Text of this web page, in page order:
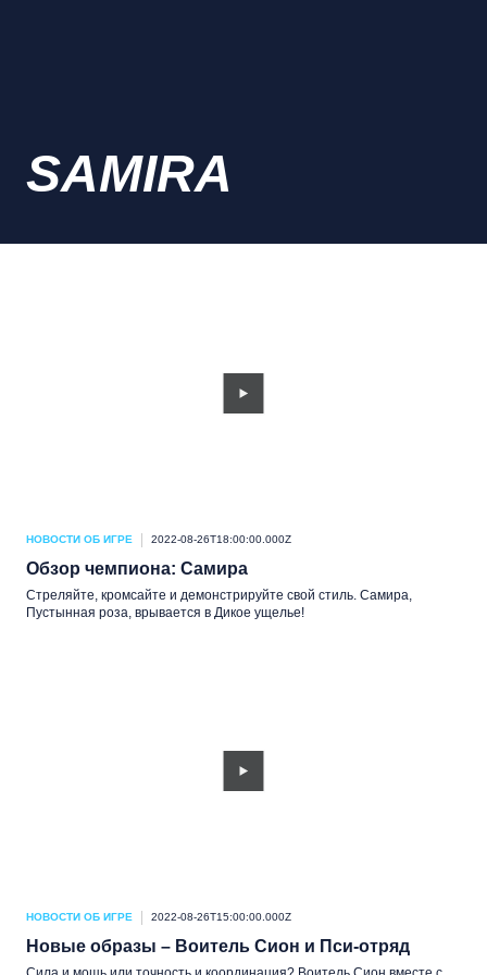
SAMIRA
НОВОСТИ ОБ ИГРЕ 2022-08-26T18:00:00.000Z
Обзор чемпиона: Самира
Стреляйте, кромсайте и демонстрируйте свой стиль. Самира,
Пустынная роза, врывается в Дикое ущелье!
НОВОСТИ ОБ ИГРЕ 2022-08-26T15:00:00.000Z
Новые образы – Воитель Сион и Пси-отряд